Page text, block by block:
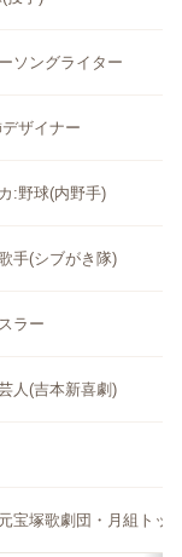
ソングライター
ザイナー
:野球(内野手)
手(シブがき隊)
ラー
人(吉本新喜劇)
宝塚歌劇団・月組トッ